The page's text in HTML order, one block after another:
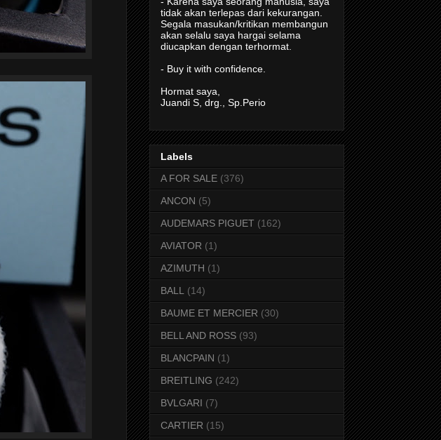
tidak akan terlepas dari kekurangan.
Segala masukan/kritikan membangun
akan selalu saya hargai selama
diucapkan dengan terhormat.
- Buy it with confidence.
Hormat saya,
Juandi S, drg., Sp.Perio
Labels
A FOR SALE (376)
ANCON (5)
AUDEMARS PIGUET (162)
AVIATOR (1)
AZIMUTH (1)
BALL
(14)
BAUME ET MERCIER (30)
BELL AND ROSS (93)
BLANCPAIN (1)
BREITLING (242)
BVLGARI (7)
CARTIER (15)